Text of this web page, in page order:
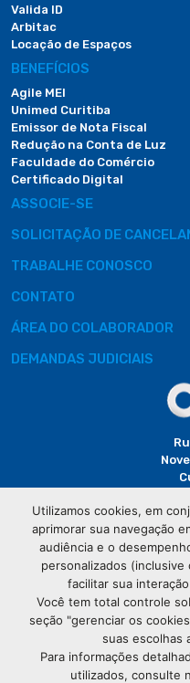
Valida ID
Arbitac
Locação de Espaços
BENEFÍCIOS
Agile MEI
Unimed Curitiba
Emissor de Nota Fiscal
Redução na Conta de Luz
Faculdade do Comércio
Certificado Digital
ASSOCIE-SE
SOLICITAÇÃO DE
TRABALHE CONOSCO
CONTATO
ÁREA DO COLABORADOR
DEMANDAS JUDICIAIS
© CopyrightAssociação
Utilizamos cookies, em
aprimorar sua navegação
audiência e o
personalizados (inclusive
facilitar sua
Você tem total controle
seção "gerenciar os
suas escolhas
Para informações
utilizados, consulte